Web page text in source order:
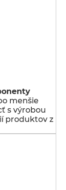
menšie
s výrobou
produktov z